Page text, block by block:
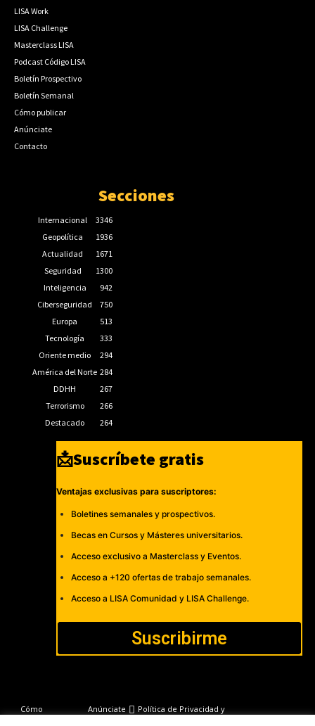
LISA Work
LISA Challenge
Masterclass LISA
Podcast Código LISA
Boletín Prospectivo
Boletín Semanal
Cómo publicar
Anúnciate
Contacto
Secciones
Internacional
3346
Geopolítica
1936
Actualidad
1671
Seguridad
1300
Inteligencia
942
Ciberseguridad
750
Europa
513
Tecnología
333
Oriente medio
294
América del Norte 284
DDHH
267
Terrorismo
266
Destacado
264
📩Suscríbete gratis
Ventajas exclusivas para suscriptores:
Boletines semanales y prospectivos.
Becas en Cursos y Másteres universitarios.
Acceso exclusivo a Masterclass y Eventos.
Acceso a +120 ofertas de trabajo semanales.
Acceso a LISA Comunidad y LISA Challenge.
Suscribirme
Cómo Anúnciate Política de Privacidad y